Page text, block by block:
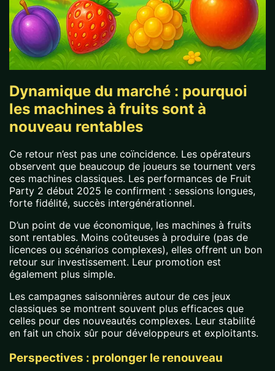
Dynamique du marché : pourquoi
les machines à fruits sont à
nouveau rentables
Ce retour n’est pas une coïncidence. Les opérateurs
observent que beaucoup de joueurs se tournent vers
ces machines classiques. Les performances de Fruit
Party 2 début 2025 le confirment : sessions longues,
forte fidélité, succès intergénérationnel.
D’un point de vue économique, les machines à fruits
sont rentables. Moins coûteuses à produire (pas de
licences ou scénarios complexes), elles offrent un bon
retour sur investissement. Leur promotion est
également plus simple.
Les campagnes saisonnières autour de ces jeux
classiques se montrent souvent plus efficaces que
celles pour des nouveautés complexes. Leur stabilité
en fait un choix sûr pour développeurs et exploitants.
Perspectives : prolonger le renouveau